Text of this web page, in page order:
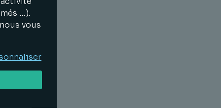
Lire la suite
…).
vous